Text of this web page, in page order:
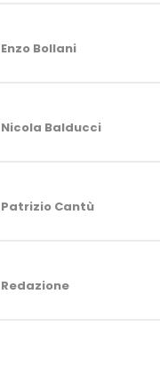
Enzo Bollani
Nicola Balducci
Patrizio Cantù
Redazione